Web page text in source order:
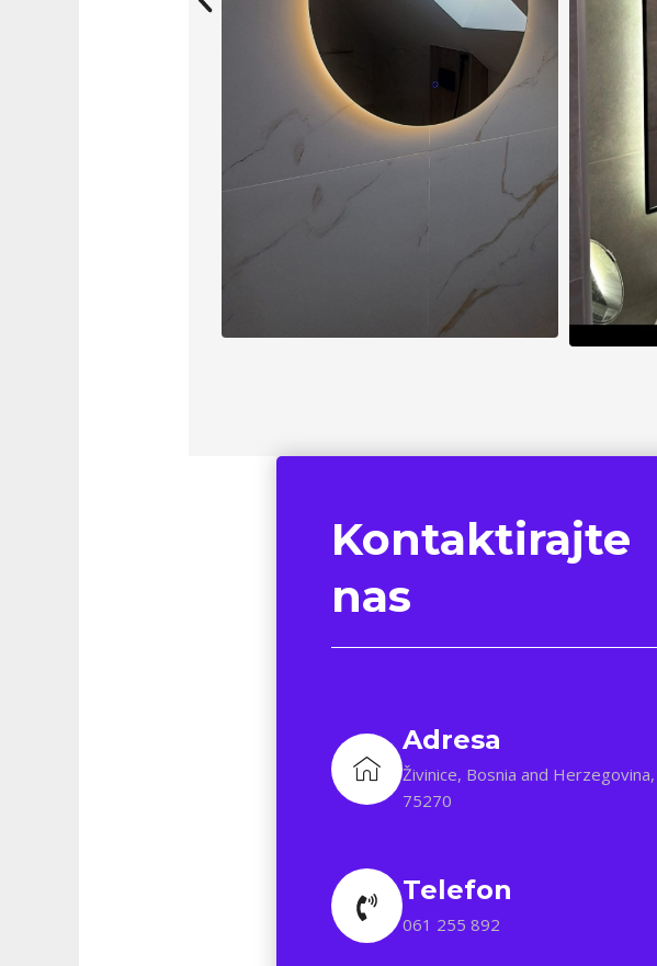
Kontaktirajte
nas
Adresa
Živinice, Bosnia and Herzegovina,
75270
Telefon
061 255 892